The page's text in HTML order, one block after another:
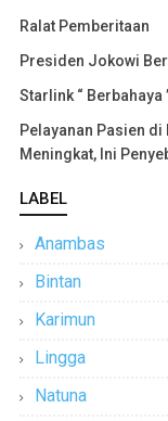
Ralat Pemberitaan
Presiden Jokowi
Starlink “ Berbahaya
Pelayanan Pasien
Meningkat, Ini
LABEL
Anambas
Bintan
Karimun
Lingga
Natuna